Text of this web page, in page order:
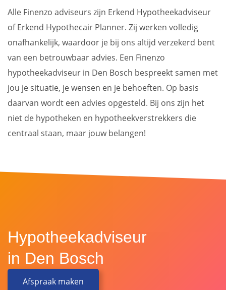
Alle Finenzo adviseurs zijn Erkend Hypotheekadviseur
of Erkend Hypothecair Planner. Zij werken volledig
onafhankelijk, waardoor je bij ons altijd verzekerd bent
van een betrouwbaar advies. Een Finenzo
hypotheekadviseur in Den Bosch bespreekt samen met
jou je situatie, je wensen en je behoeften. Op basis
daarvan wordt een advies opgesteld. Bij ons zijn het
niet de hypotheken en hypotheekverstrekkers die
centraal staan, maar jouw belangen!
Hypotheekadviseur
in Den Bosch
Afspraak maken